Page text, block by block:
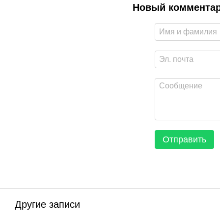
Новый
Отправить
Другие записи